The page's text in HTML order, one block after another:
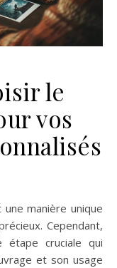
le
vos
Cependant,
cruciale qui
et son usage